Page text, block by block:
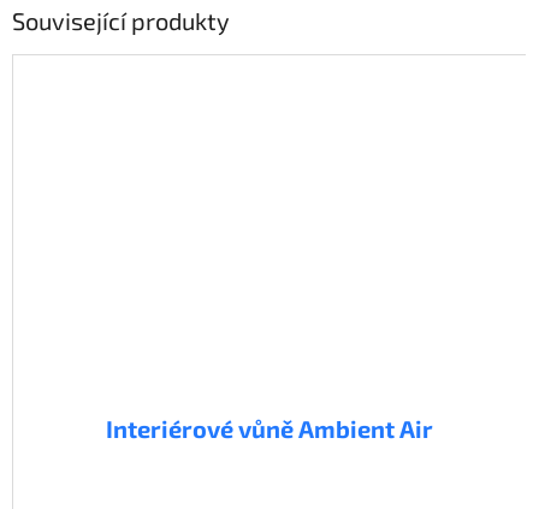
Související produkty
Interiérové vůně Ambient Air